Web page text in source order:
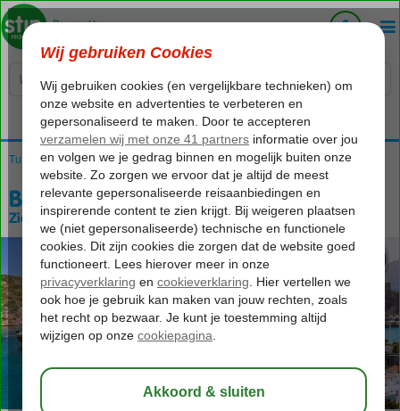
Voelt als thuiskomen...
Turkije Egeische kust Blue Cruises Blue Cruises Bodrum Blue Cruise & Tropicana Beach
Blue Cruise & Tropicana Beach
Zie beschrijving (optie 2)